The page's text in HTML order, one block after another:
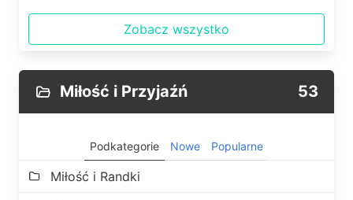
Zobacz wszystko
Miłość i Przyjaźń 53
Podkategorie Nowe Popularne
Miłość i Randki